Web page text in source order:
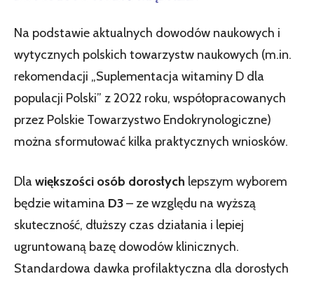
Na podstawie aktualnych dowodów naukowych i
wytycznych polskich towarzystw naukowych (m.in.
rekomendacji „Suplementacja witaminy D dla
populacji Polski” z 2022 roku, współopracowanych
przez Polskie Towarzystwo Endokrynologiczne)
można sformułować kilka praktycznych wniosków.
Dla większości osób dorosłych lepszym wyborem
będzie witamina D3– ze względu na wyższą
skuteczność, dłuższy czas działania i lepiej
ugruntowaną bazę dowodów klinicznych.
Standardowa dawka profilaktyczna dla dorosłych